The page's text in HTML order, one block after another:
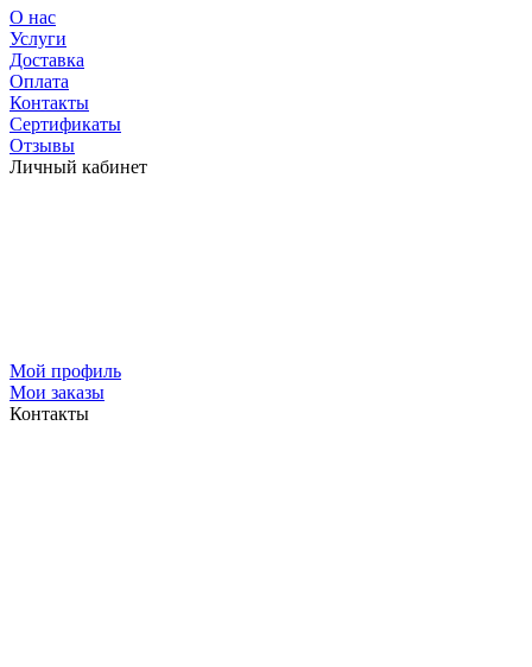
О нас
Услуги
Доставка
Оплата
Контакты
Сертификаты
Отзывы
Личный кабинет
Мой профиль
Мои заказы
Контакты